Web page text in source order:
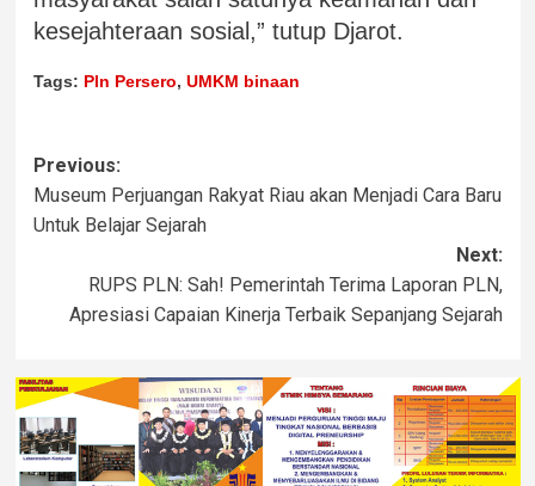
kesejahteraan sosial,” tutup Djarot.
Tags: Pln Persero, UMKM binaan
Previous:
Museum Perjuangan Rakyat Riau akan Menjadi Cara Baru
Untuk Belajar Sejarah
Next:
RUPS PLN: Sah! Pemerintah Terima Laporan PLN,
Apresiasi Capaian Kinerja Terbaik Sepanjang Sejarah